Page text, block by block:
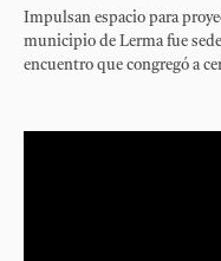
Impulsan espacio para
municipio de Lerma fue
encuentro que congregó a